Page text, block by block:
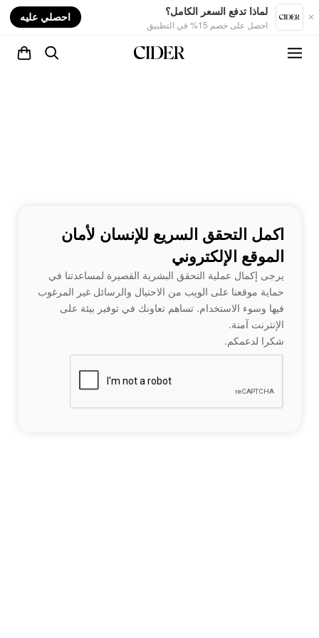
لماذا تدفع السعر الكامل؟
احصل على خصم 15% في التطبيق
احصلي عليه
اكمل التحقق السريع للإنسان لأمان
الموقع الإلكتروني
يرجى إكمال عملية التحقق البشرية القصيرة لمساعدتنا في
حماية موقعنا على الويب من الاحتيال والرسائل غير المرغوب
فيها وسوء الاستخدام. تساهم تعاونك في توفير بيئة على
الإنترنت آمنة.
شكرا لدعمكم.